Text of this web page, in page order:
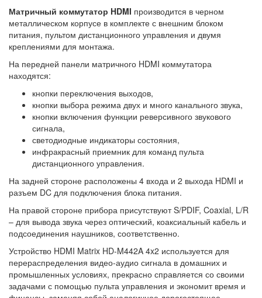
Матричный коммутатор HDMI производится в черном
металлическом корпусе в комплекте с внешним блоком
питания, пультом дистанционного управления и двумя
креплениями для монтажа.
На передней панели матричного HDMI коммутатора
находятся:
кнопки переключения выходов,
кнопки выбора режима двух и много канального звука,
кнопки включения функции реверсивного звукового
сигнала,
светодиодные индикаторы состояния,
инфракрасный приемник для команд пульта
дистанционного управления.
На задней стороне расположены 4 входа и 2 выхода HDMI и
разъем DC для подключения блока питания.
На правой стороне прибора присутствуют S/PDIF, Coaxial, L/R
– для вывода звука через оптический, коаксиальный кабель и
подсоединения наушников, соответственно.
Устройство HDMI Matrix HD-M442A 4x2 используется для
перераспределения видео-аудио сигнала в домашних и
промышленных условиях, прекрасно справляется со своими
задачами с помощью пульта управления и экономит время и